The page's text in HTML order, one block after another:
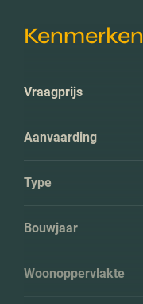
Kenmerken
Vraagprijs
Aanvaarding
Type
Bouwjaar
Woonoppervlakte